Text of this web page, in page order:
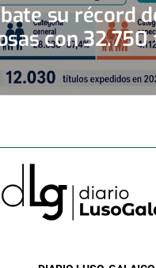
su récord
con